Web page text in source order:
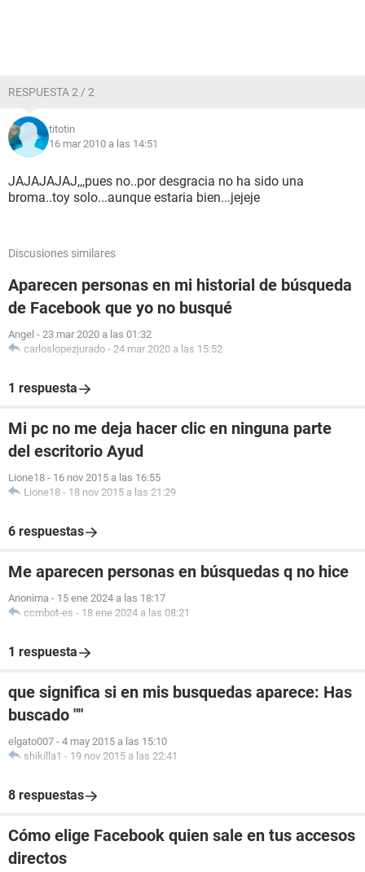
RESPUESTA 2 / 2
titotin
16 mar 2010 a las 14:51
JAJAJAJAJ,,,pues no..por desgracia no ha sido una
broma..toy solo...aunque estaria bien...jejeje
Discusiones similares
Aparecen personas en mi historial de búsqueda
de Facebook que yo no busqué
Angel - 23 mar 2020 a las 01:32
carloslopezjurado - 24 mar 2020 a las 15:52
1 respuesta
Mi pc no me deja hacer clic en ninguna parte
del escritorio Ayud
Lione18 - 16 nov 2015 a las 16:55
Lione18 - 18 nov 2015 a las 21:29
6 respuestas
Me aparecen personas en búsquedas q no hice
Anonima - 15 ene 2024 a las 18:17
ccmbot-es - 18 ene 2024 a las 08:21
1 respuesta
que significa si en mis busquedas aparece: Has
buscado ""
elgato007 - 4 may 2015 a las 15:10
shikilla1 - 19 nov 2015 a las 22:41
8 respuestas
Cómo elige Facebook quien sale en tus accesos
directos